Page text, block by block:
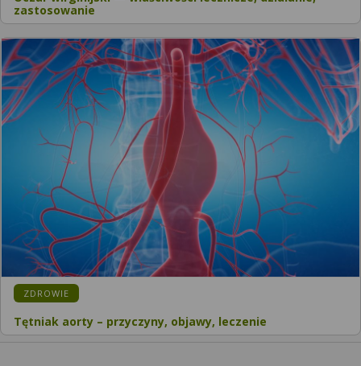
zastosowanie
ZDROWIE
Tętniak aorty – przyczyny, objawy, leczenie